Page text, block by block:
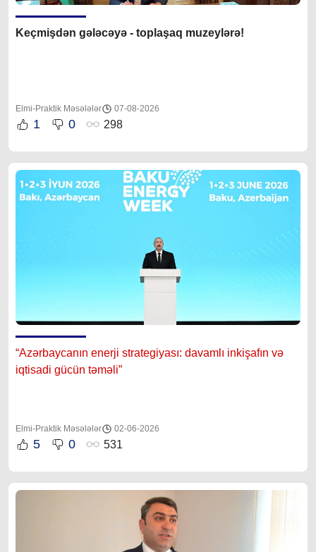
Keçmişdən gələcəyə - toplaşaq muzeylərə!
Elmi-Praktik Məsələlər 07-08-2026
1 0 298
“Azərbaycanın enerji strategiyası: davamlı inkişafın və
iqtisadi gücün təməli”
Elmi-Praktik Məsələlər 02-06-2026
5 0 531